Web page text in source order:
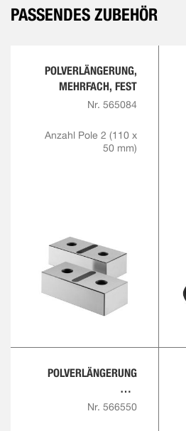
PASSENDES ZUBEHÖR
POLVERLÄNGERUNG,
MEHRFACH, FEST
Nr. 565084
Anzahl Pole 2 (110 x
50 mm)
POLVERLÄNGERUNG
MIT
REIBWERTERHÖHUNG,
Nr. 566550